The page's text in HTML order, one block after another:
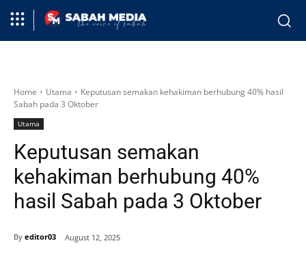
Home Utama
Keputusan semakan kehakiman berhubung 40% hasil
Sabah pada 3 Oktober
Utama
Keputusan semakan
kehakiman berhubung 40%
hasil Sabah pada 3 Oktober
By editor03 August 12, 2025